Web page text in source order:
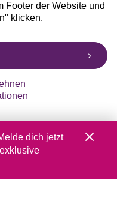
Footer der Website und
klicken.
dich jetzt